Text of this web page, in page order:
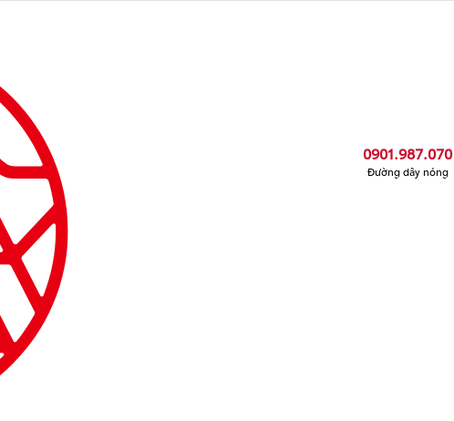
0901.987.070
Đường dây nóng